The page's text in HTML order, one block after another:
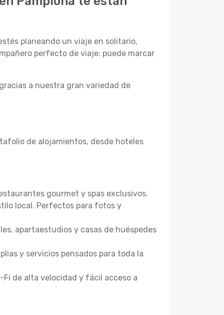
planeando un viaje en solitario,
perfecto de viaje: puede marcar
a nuestra gran variedad de
de alojamientos, desde hoteles
gourmet y spas exclusivos.
local. Perfectos para fotos y
apartaestudios y casas de huéspedes
y servicios pensados para toda la
Fi de alta velocidad y fácil acceso a